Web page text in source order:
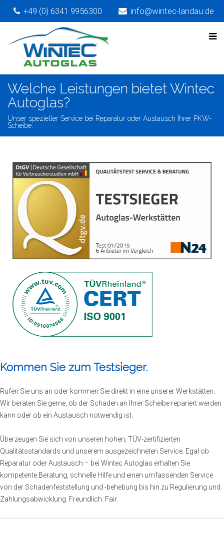
+49 (0) 6341 9956300 info@wintec-landau.de
Welche Leistungen bietet Wintec
Autoglas?
Unser spezieller Service bei Reparatur oder Austausch Ihrer PKW-
Scheibe.
Kommen Sie zum Testsieger.
Rufen Sie uns an oder kommen Sie direkt in eine unserer Werkstätten.
Wir beraten Sie gerne, ob der Schaden an Ihrer Scheibe repariert werden
kann oder ob ein Austausch notwendig ist.
Überzeugen Sie sich von unseren hohen, TÜV-zertifizierten
Qualitätsstandards und unserem ausgezeichneten Service. Egal ob
Reparatur oder Austausch – bei Wintec Autoglas erhalten Sie
kompetente Beratung, schnelle Hilfe und einen umfassenden Service
von der Schadenfeststellung und -behebung bis hin zu Regulierung und
Zahlungsabwicklung. Freundlich. Fair.